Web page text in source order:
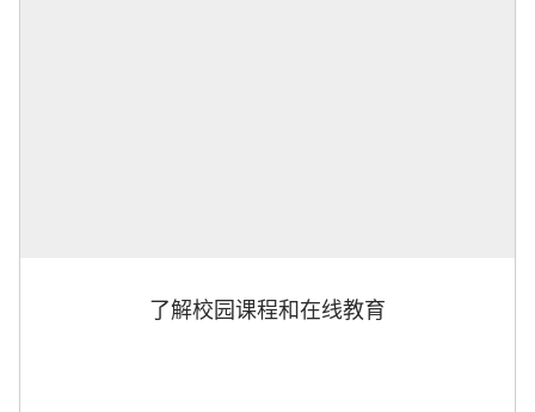
了解校园课程和在线教育